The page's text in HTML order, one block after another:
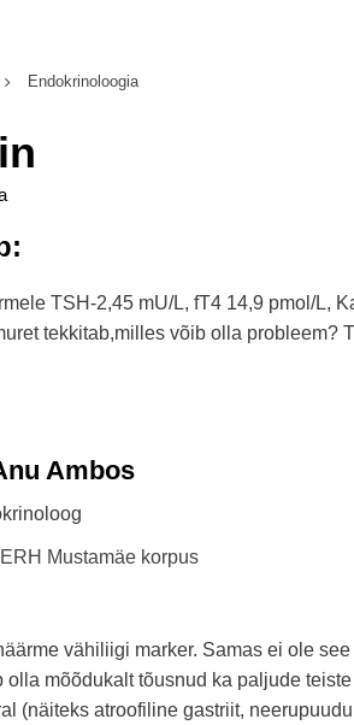
Endokrinoloogia
TSH-2,45 mU/L, fT4 14,9 pmol/L,
tekkitab,milles võib olla probleem?
Ambos
Mustamäe korpus
vähiliigi marker. Samas ei ole
olla mõõdukalt tõusnud ka paljude teiste
(näiteks atroofiline gastriit,